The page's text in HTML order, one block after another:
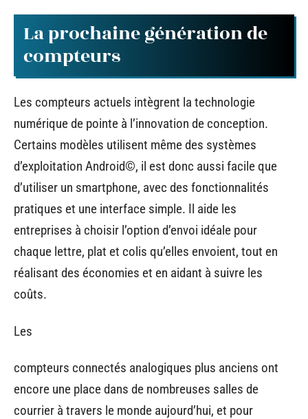
La prochaine génération de
compteurs
Les compteurs actuels intègrent la technologie
numérique de pointe à l’innovation de conception.
Certains modèles utilisent même des systèmes
d’exploitation Android©, il est donc aussi facile que
d’utiliser un smartphone, avec des fonctionnalités
pratiques et une interface simple. Il aide les
entreprises à choisir l’option d’envoi idéale pour
chaque lettre, plat et colis qu’elles envoient, tout en
réalisant des économies et en aidant à suivre les
coûts.
Les
compteurs connectés analogiques plus anciens ont
encore une place dans de nombreuses salles de
courrier à travers le monde aujourd’hui, et pour